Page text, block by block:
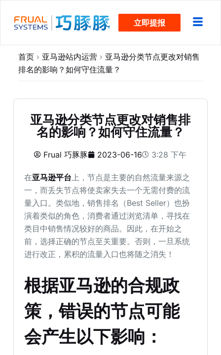
过
立即提报
首页 › 亚马逊站内运营 › 亚马逊分类节点更改对销售
排名的影响？如何守住流量？
亚马逊分类节点更改对销售排
名的影响？如何守住流量？
Frual 巧豚豚 2023-06-16 3:28 下午
在亚马逊平台上，节点是主要的自然流量来源之
一，而丢失节点将使卖家失去一个无需付费的流
量入口。类似地，销售排名（Best Seller）也扮
演着类似的角色，消费者通过浏览清单，寻找在
类目中销售情况较好的商品。因此，在开始之
前，选择正确的节点至关重要。否则，一旦系统
进行改正，累积的流量入口也将随之消失！
根据亚马逊的合规政
策，错误的节点可能
会产生以下影响：